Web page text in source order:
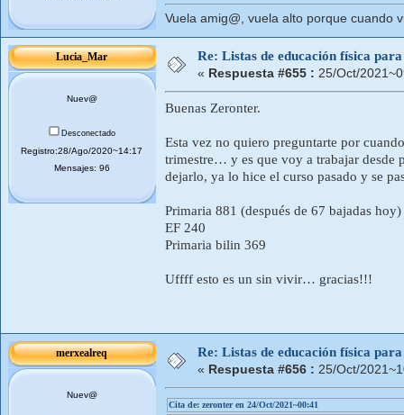
Vuela amig@, vuela alto porque cuando
Lucia_Mar
Nuev@
Desconectado
Registro:28/Ago/2020~14:17
Mensajes: 96
Re: Listas de educación física
« Respuesta #655 : 25/Oct/
Buenas Zeronter.
Esta vez no quiero preguntarte por
trimestre… y es que voy a trabajar desde
dejarlo, ya lo hice el curso pasado y se
Primaria 881 (después de 67 bajadas hoy)
EF 240
Primaria bilin 369
Uffff esto es un sin vivir… gracias!!!
merxealreq
Nuev@
Re: Listas de educación física
« Respuesta #656 : 25/Oct/
Cita de: zeronter en 24/Oct/2021~00:41